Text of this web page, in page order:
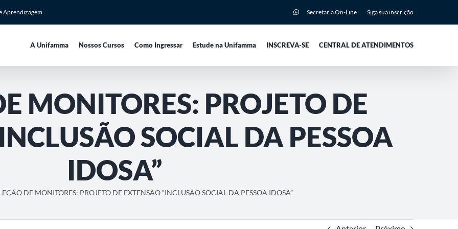
Aprendizagem Secretaria On-Line Siga sua inscrição
A Unifamma Nossos Cursos Como Ingressar Estude na Unifamma INSCREVA-SE CENTRAL DE ATENDIMENTOS
MONITORES: PROJETO DE
SOCIAL DA PESSOA
IDOSA”
DE MONITORES: PROJETO DE EXTENSÃO “INCLUSÃO SOCIAL DA PESSOA IDOSA”